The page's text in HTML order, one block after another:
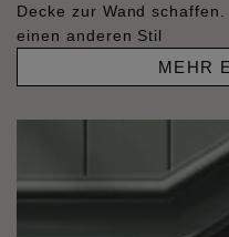
Decke zur Wand
einen anderen Stil
MEHR